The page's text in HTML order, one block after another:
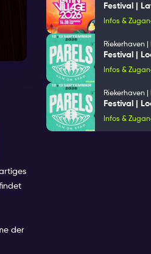
der
Festival |
Infos &
Riekerhaven
Festival |
Infos &
Riekerhaven
Festival |
Infos &